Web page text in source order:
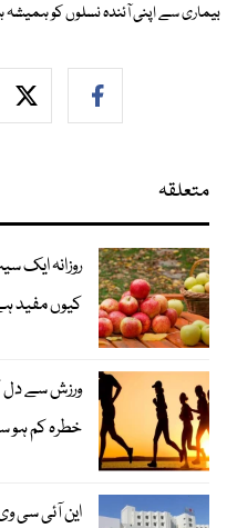
بیماری سے اپنی آئندہ نسلوں کو
متعلقہ
روزانہ
کیوں مفید
ورزش سے دل
خطرہ کم ہو
این آئی سی